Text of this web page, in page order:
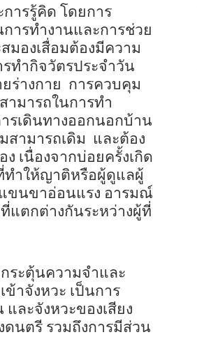
ารรู้คิด โดยการ
ารทำงานและการช่วย
มองเสื่อมต้องมีความ
ทำกิจวัตรประจำวัน
ร่างกาย การควบคุม
ามารถในการทำ
รเดินทางออกนอกบ้าน
สามารถเดิม และต้อง
เนื่องจากบ่อยครั้งเกิด
ทำให้ญาติหรือผู้ดูแลผู้
ขนขาอ่อนแรง อารมณ์
แตกต่างกันระหว่างผู้ที่
ระตุ้นความจำและ
ข้าจังหวะ เป็นการ
ละจังหวะของเสียง
ดนตรี รวมถึงการมีส่วน